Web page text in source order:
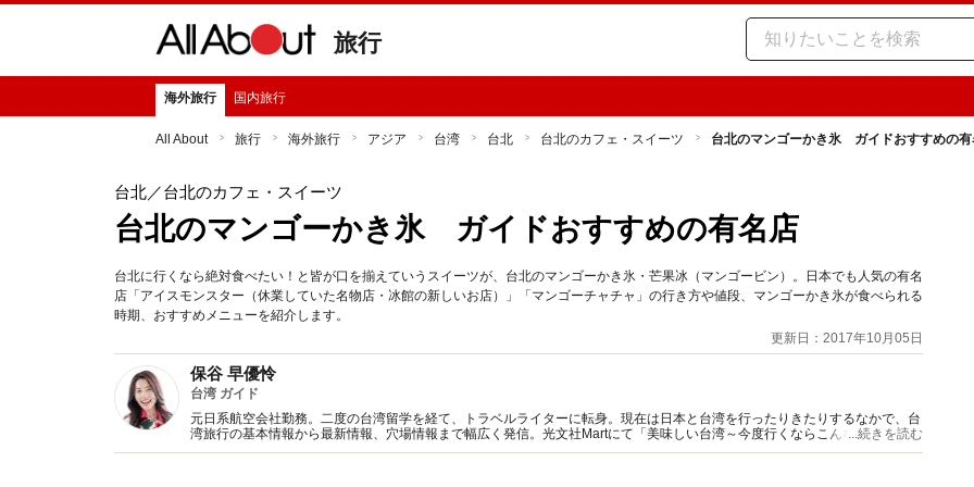
旅行
海外旅行 国内旅行
All About 旅行 海外旅行 アジア 台湾 台北 台北のカフェ・スイーツ 台北のマンゴーかき氷 ガイドおすすめの有
台北／台北のカフェ・スイーツ
台北のマンゴーかき氷 ガイドおすすめの有名店
台北に行くなら絶対食べたい！と皆が口を揃えていうスイーツが、台北のマンゴーかき氷・芒果冰（マンゴービン）。日本でも人気の有名
店「アイスモンスター（休業していた名物店・冰館の新しいお店）」「マンゴーチャチャ」の行き方や値段、マンゴーかき氷が食べられる
時期、おすすめメニューを紹介します。
更新日：2017年10月05日
保谷 早優怜
台湾 ガイド
元日系航空会社勤務。二度の台湾留学を経て、トラベルライターに転身。現在は日本と台湾を行ったりきたりするなかで、台
湾旅行の基本情報から最新情報、穴場情報まで幅広く発信。光文社Martにて「美味しい台湾～今度行くならこんな店」連載。
...続きを読む